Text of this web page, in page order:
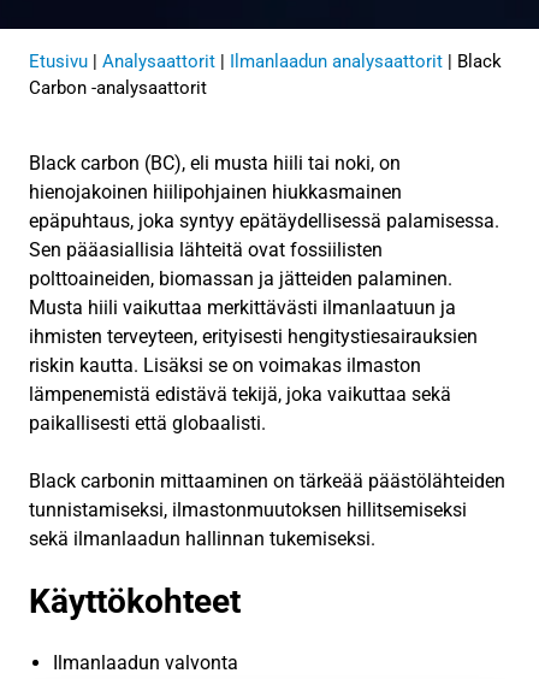
Etusivu Analysaattorit Ilmanlaadun analysaattorit
Black
Carbon -analysaattorit
Black carbon (BC), eli musta hiili tai noki, on
hienojakoinen hiilipohjainen hiukkasmainen
epäpuhtaus, joka syntyy epätäydellisessä palamisessa.
Sen pääasiallisia lähteitä ovat fossiilisten
polttoaineiden, biomassan ja jätteiden palaminen.
Musta hiili vaikuttaa merkittävästi ilmanlaatuun ja
ihmisten terveyteen, erityisesti hengitystiesairauksien
riskin kautta. Lisäksi se on voimakas ilmaston
lämpenemistä edistävä tekijä, joka vaikuttaa sekä
paikallisesti että globaalisti.
Black carbonin mittaaminen on tärkeää päästölähteiden
tunnistamiseksi, ilmastonmuutoksen hillitsemiseksi
sekä ilmanlaadun hallinnan tukemiseksi.
Käyttökohteet
Ilmanlaadun valvonta